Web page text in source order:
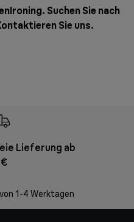
Suchen Sie nach
Sie uns.
Lieferung ab
1-4 Werktagen